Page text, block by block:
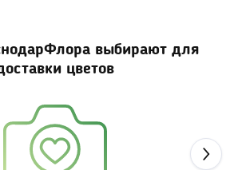
выбирают для
цветов